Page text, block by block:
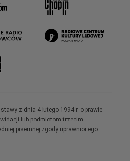
z dnia 4 lutego 1994 r. o prawie
lub podmiotom trzecim.
pisemnej zgody uprawnionego.